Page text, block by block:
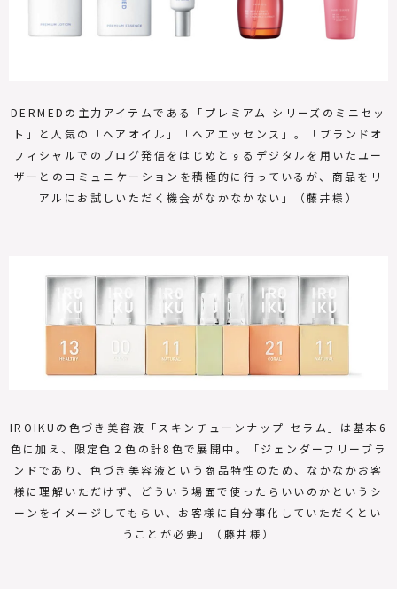
DERMEDの主力アイテムである「プレミアム シリーズのミニセッ
ト」と人気の「ヘアオイル」「ヘアエッセンス」。「ブランドオ
フィシャルでのブログ発信をはじめとするデジタルを用いたユー
ザーとのコミュニケーションを積極的に行っているが、商品をリ
アルにお試しいただく機会がなかなかない」（藤井様）
IROIKUの色づき美容液「スキンチューンナップ セラム」は基本6
色に加え、限定色２色の計8色で展開中。「ジェンダーフリーブラ
ンドであり、色づき美容液という商品特性のため、なかなかお客
様に理解いただけず、どういう場面で使ったらいいのかというシ
ーンをイメージしてもらい、お客様に自分事化していただくとい
うことが必要」（藤井様）